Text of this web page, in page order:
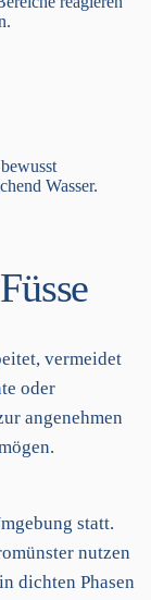
Wasser.
vermeidet
oder
angenehmen
statt.
nutzen
dichten Phasen